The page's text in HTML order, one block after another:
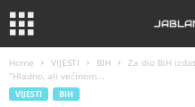
Home VIJESTI BIH
Za dio BiH
“Hladno, ali većinom...
VIJESTI BIH